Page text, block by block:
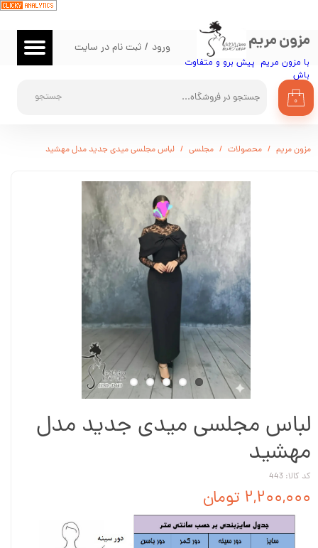
مزون مریم
با مزون مریم پیش برو و متفاوت
باش​​​​​​​
جستجو ۰
ورود / ثبت نام در سایت
حساب کاربری من
تغییر گذر واژه
سفارشات
مزون مریم محصولات مجلسی لباس مجلسی میدی جدید مدل مهشید
لباس مجلسی میدی جدید مدل
مهشید
کد کالا: 443
۲,۲۰۰,۰۰۰ تومان